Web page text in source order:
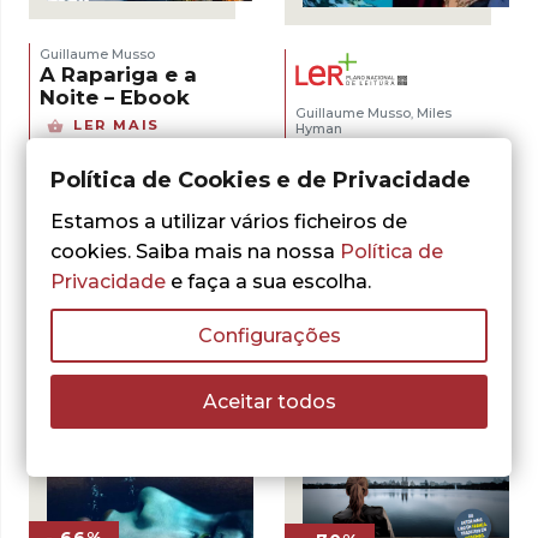
Guillaume Musso
A Rapariga e a
Noite – Ebook
LER MAIS
Guillaume Musso, Miles
Hyman
A Vida Secreta dos
29,90 € O
original
era:
20,93€O
é:
ADICIONAR
Política de Cookies e de Privacidade
Estamos a utilizar vários ficheiros de
cookies. Saiba mais na nossa Política de
Privacidade e faça a sua escolha.
Configurações
Aceitar todos